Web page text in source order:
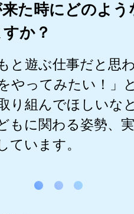
た時にどのよ
か？
と遊ぶ仕事だと思
やってみたい！」
り組んでほしいな
もに関わる姿勢、
ています。